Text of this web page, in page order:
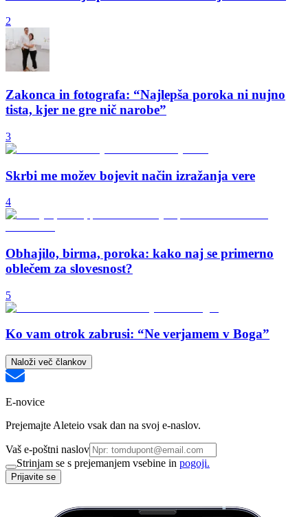
2
Zakonca in fotografa: “Najlepša poroka ni nujno
tista, kjer ne gre nič narobe”
3
Skrbi me možev bojevit način izražanja vere
4
Obhajilo, birma, poroka: kako naj se primerno
oblečem za slovesnost?
5
Ko vam otrok zabrusi: “Ne verjamem v Boga”
Naloži več člankov
E-novice
Prejemajte Aleteio vsak dan na svoj e-naslov.
Vaš e-poštni naslov
Strinjam se s prejemanjem vsebine in pogoji.
Prijavite se